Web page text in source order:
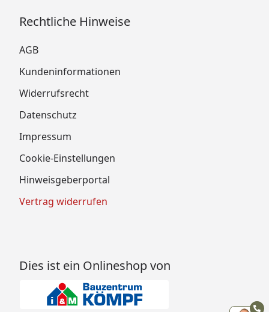
Rechtliche Hinweise
AGB
Kundeninformationen
Widerrufsrecht
Datenschutz
Impressum
Cookie-Einstellungen
Hinweisgeberportal
Vertrag widerrufen
Dies ist ein Onlineshop von